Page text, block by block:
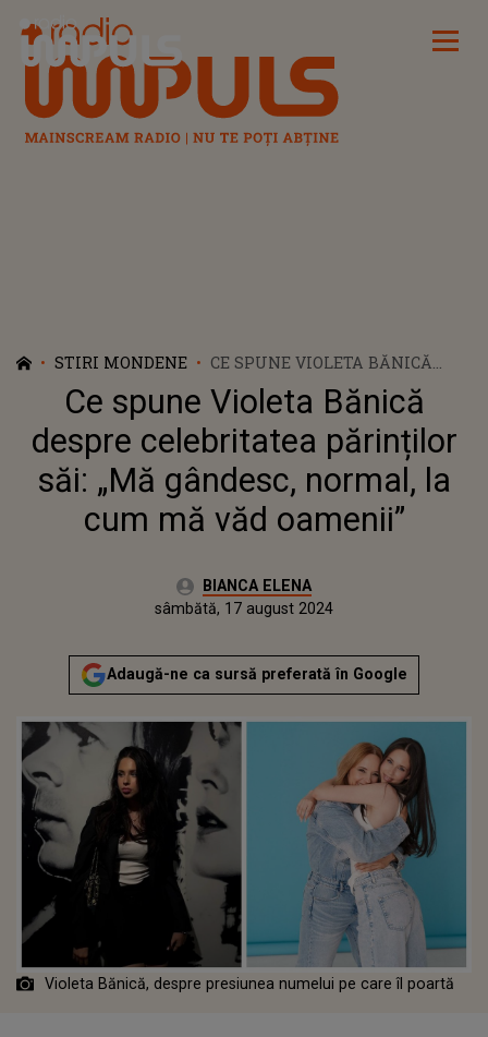
Radio Impuls
STIRI MONDENE
CE SPUNE VIOLETA BĂNICĂ
DESPRE CELEBRITATEA
PĂRINȚILOR SĂI: „MĂ GÂNDESC,
NORMAL, LA CUM MĂ VĂD
OAMENII”
Ce spune Violeta Bănică
despre celebritatea părinților
săi: „Mă gândesc, normal, la
cum mă văd oamenii”
Autor:BIANCA ELENA
Publicat:
sâmbătă, 17 august 2024
Adaugă-ne ca sursă preferată în Google
Violeta Bănică, despre presiunea numelui pe care îl poartă